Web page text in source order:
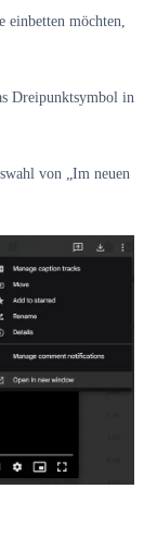
einbetten möchten,
Dreipunktsymbol in
von „Im neuen